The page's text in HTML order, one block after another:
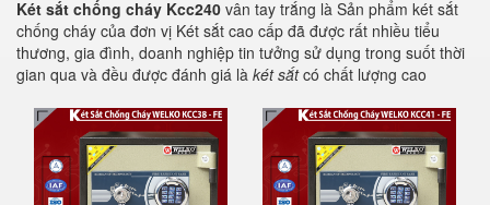
Két sắt chống cháy Kcc240 vân tay trắng là Sản phẩm két sắt
chống cháy của đơn vị Két sắt cao cấp đã được rất nhiều tiểu
thương, gia đình, doanh nghiệp tin tưởng sử dụng trong suốt thời
gian qua và đều được đánh giá là két sắtcó chất lượng cao